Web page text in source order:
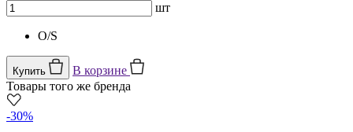
шт
O/S
Купить
В корзине
Товары того же бренда
-30%